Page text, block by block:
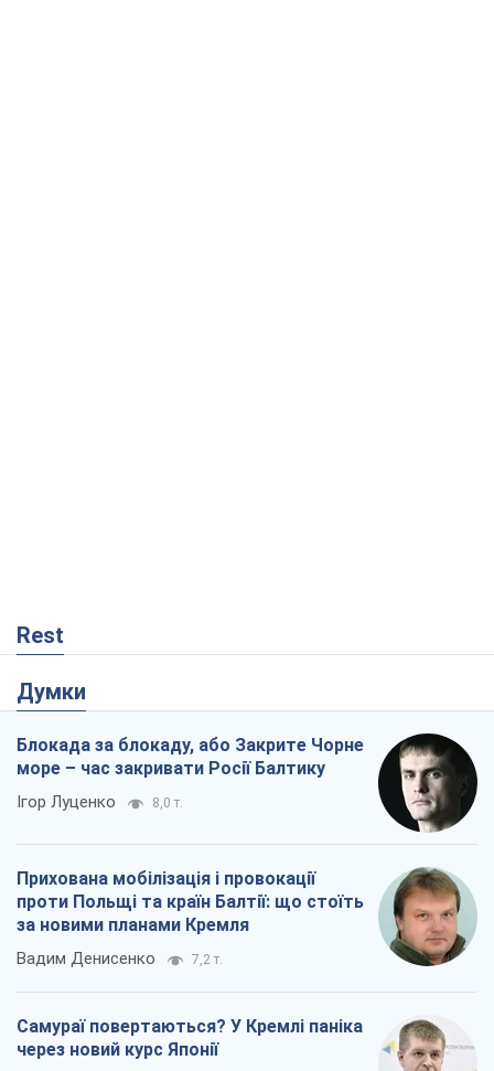
Rest
Думки
Блокада за блокаду, або Закрите Чорне
море – час закривати Росії Балтику
Ігор Луценко 8,0 т.
Прихована мобілізація і провокації
проти Польщі та країн Балтії: що стоїть
за новими планами Кремля
Вадим Денисенко 7,2 т.
Самураї повертаються? У Кремлі паніка
через новий курс Японії